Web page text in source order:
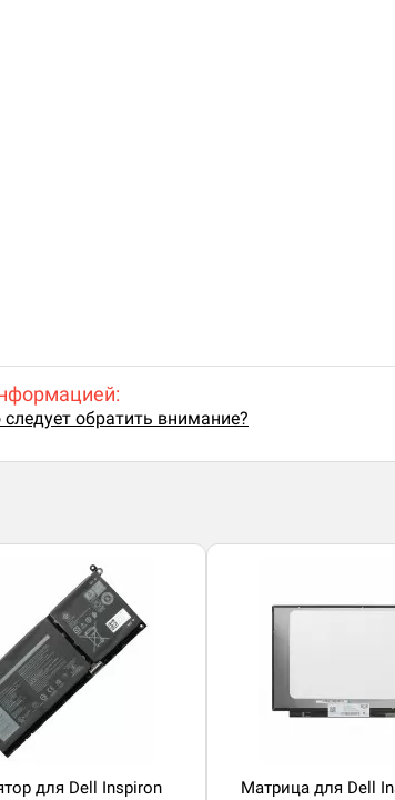
обратить внимание?
для Dell Inspiron
Матрица для Dell